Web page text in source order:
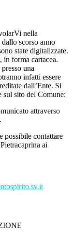
nella
scorso anno
state digitalizzate.
in forma cartacea.
una
infatti essere
dall’Ente. Si
sul sito del Comune:
attraverso
possibile contattare
ai